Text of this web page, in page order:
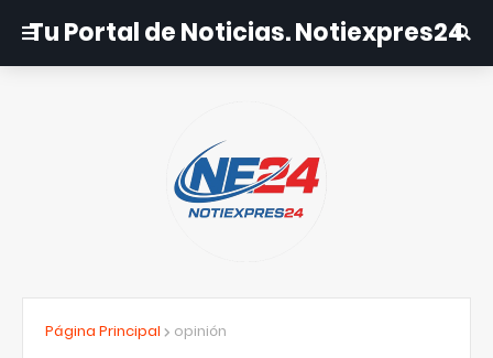
Tu Portal de Noticias. Notiexpres24
Página Principal opinión